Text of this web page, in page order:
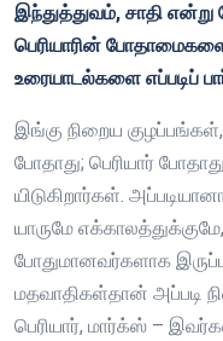
இந்துத்துவம், சாதி என்று
பெரியாரின்
உரையாடல்களை எப்படிப்
இங்கு நிறைய
போதாது; பெரியார்
யிடுகிறார்கள்.
யாருமே
போதுமானவர்களாக
மதவாதிகள்தான் அப்படி
பெரியார், மார்க்ஸ் –